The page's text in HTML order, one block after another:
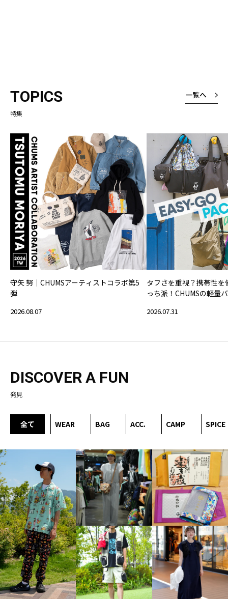
TOPICS
特集
一覧へ
守矢 努｜CHUMSアーティストコラボ第5
弾
2026.08.07
タフさを重視？携帯性
っち派！CHUMSの軽量
2026.07.31
DISCOVER A FUN
発見
全て WEAR BAG ACC. CAMP SPICE